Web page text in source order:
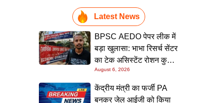
Latest News
BPSC AEDO पेपर लीक में
बड़ा खुलासा: भाभा रिसर्च सेंटर
का टेक असिस्टेंट रोशन कुमार
गिरफ्त में, पटना लाकर होगी
पूछताछ
August 6, 2026
केंद्रीय मंत्री का फर्जी PA
बनकर जेल आईजी को किया